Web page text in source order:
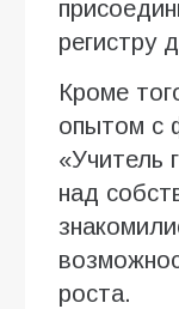
регистру
Кроме
опытом с
«Учитель
над
роста.